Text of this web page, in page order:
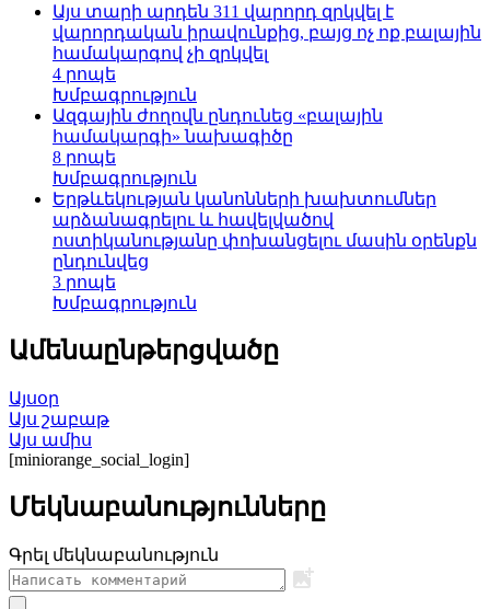
Այս տարի արդեն 311 վարորդ զրկվել է
վարորդական իրավունքից, բայց ոչ ոք բալային
համակարգով չի զրկվել
4 րոպե
Խմբագրություն
Ազգային ժողովն ընդունեց «բալային
համակարգի» նախագիծը
8 րոպե
Խմբագրություն
Երթևեկության կանոնների խախտումներ
արձանագրելու և հավելվածով
ոստիկանությանը փոխանցելու մասին օրենքն
ընդունվեց
3 րոպե
Խմբագրություն
Ամենաընթերցվածը
Այսօր
Այս շաբաթ
Այս ամիս
[miniorange_social_login]
Մեկնաբանությունները
Գրել մեկնաբանություն